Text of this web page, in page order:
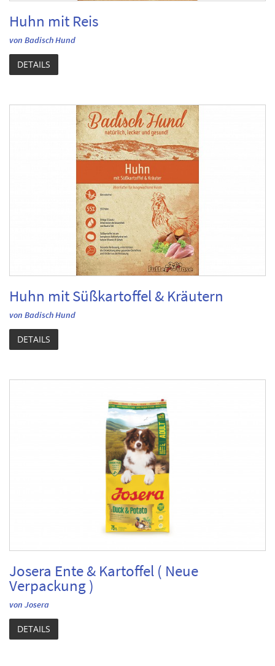
Huhn mit Reis
von Badisch Hund
DETAILS
Huhn mit Süßkartoffel & Kräutern
von Badisch Hund
DETAILS
Josera Ente & Kartoffel ( Neue
Verpackung )
von Josera
DETAILS